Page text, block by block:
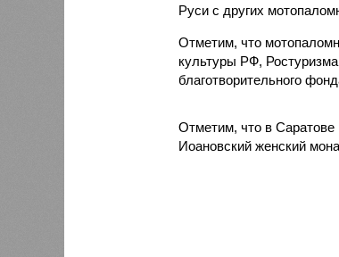
Руси с других
Отметим, что
культуры РФ,
благотворительного
Отметим, что в Саратове
Иоановский женский